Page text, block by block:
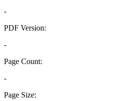
-
PDF Version:
-
Page Count:
-
Page Size: